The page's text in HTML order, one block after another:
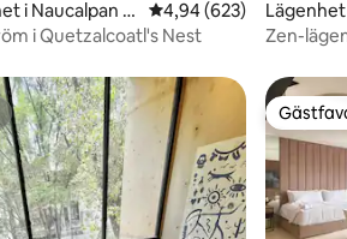
i Naucalpan d
4,94 av 5 i
4,94 (623)
i Quetzalcoatl's Nest
Zen-